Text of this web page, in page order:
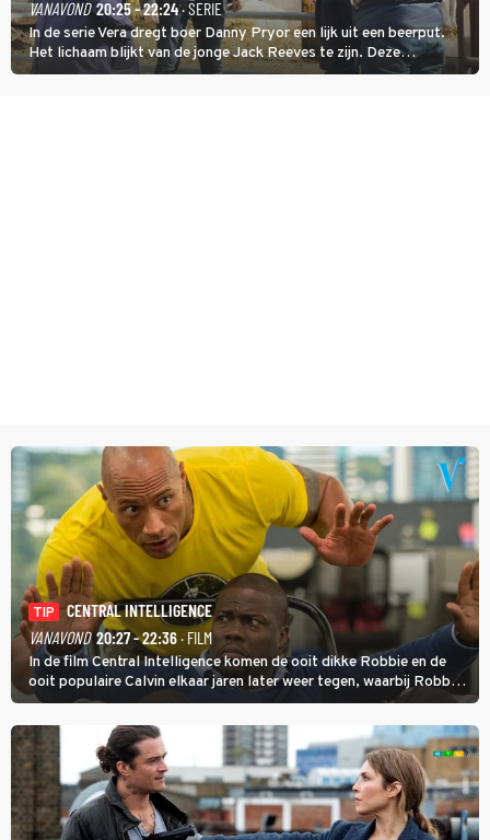
VANAVOND 20:25 - 22:24· SERIE
In de serie Vera dregt boer Danny Pryor een lijk uit een beerput.
Het lichaam blijkt van de jonge Jack Reeves te zijn. Deze
homoseksuele woonwagenbewoner had gebroken met zijn familie
TIP
CENTRAL INTELLIGENCE
VANAVOND 20:27 - 22:36· FILM
In de film Central Intelligence komen de ooit dikke Robbie en de
ooit populaire Calvin elkaar jaren later weer tegen, waarbij Robbie,
inmiddels supergespierd en werkzaam voor de CIA, Calvins hulp
goed kan gebruiken.